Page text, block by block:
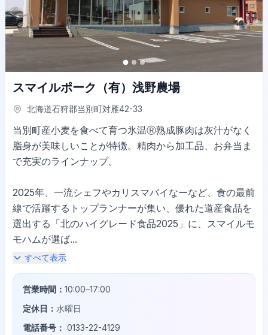
スマイルポーク（有）浅野農場
北海道石狩郡当別町対雁42-33
当別町産小麦を食べて育つ氷温Ⓡ熟成豚肉は灰汁がなく
脂身が美味しいことが特徴。精肉から加工品、お弁当ま
で充実のラインナップ。
2025年、一流シェフやカリスマバイなーなど、食の最前
線で活躍するトップランナーが集い、優れた道産食品を
選出する「北のハイグレード食品2025」に、スマイルモ
モハムが選ば...
すべて表示
営業時間： 10:00–17:00
定休日： 水曜日
電話番号： 0133-22-4129